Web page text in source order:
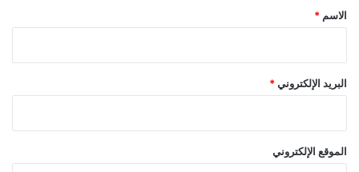
*
الاسم *
البريد الإلكتروني *
الموقع الإلكتروني